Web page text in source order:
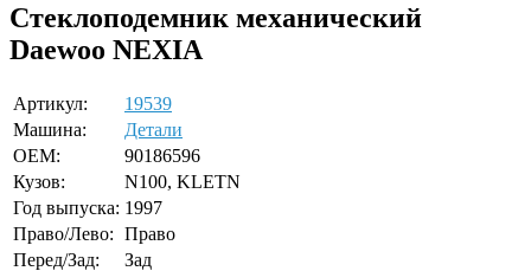
Стеклоподемник механический
Daewoo NEXIA
Артикул:
19539
Машина:
Детали
OEM:
90186596
Кузов:
N100, KLETN
Год выпуска: 1997
Право/Лево: Право
Перед/Зад:
Зад